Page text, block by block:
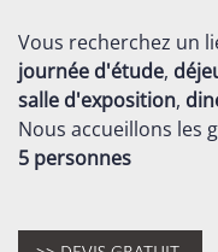
Vous recherchez un
journée d'étude,
salle d'exposition,
Nous accueillons les
5 personnes